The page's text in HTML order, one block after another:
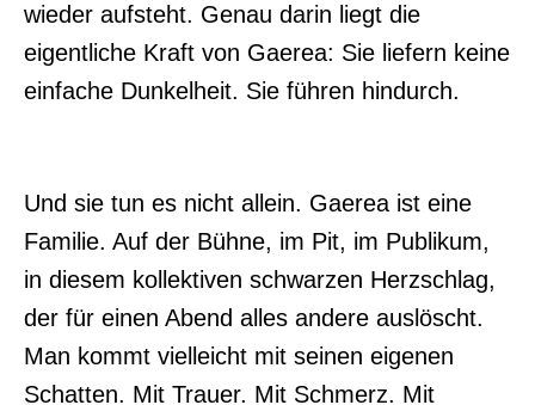
wieder aufsteht. Genau darin liegt die
eigentliche Kraft von Gaerea: Sie liefern keine
einfache Dunkelheit. Sie führen hindurch.
Und sie tun es nicht allein. Gaerea ist eine
Familie. Auf der Bühne, im Pit, im Publikum,
in diesem kollektiven schwarzen Herzschlag,
der für einen Abend alles andere auslöscht.
Man kommt vielleicht mit seinen eigenen
Schatten. Mit Trauer. Mit Schmerz. Mit